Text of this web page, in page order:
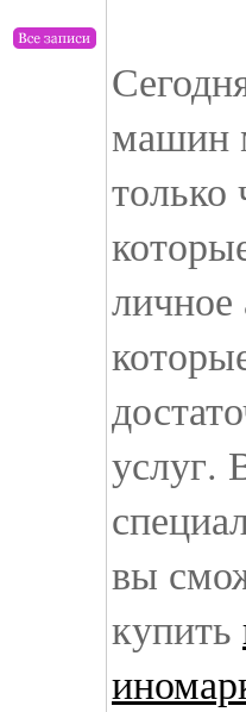
машин
только
услуг.
вы
купить